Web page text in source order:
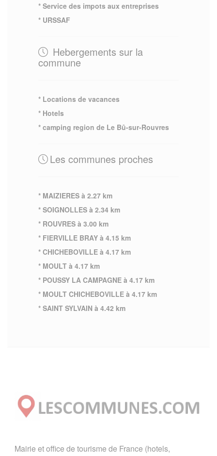
* Service des impots aux entreprises
* URSSAF
Hebergements sur la
commune
* Locations de vacances
* Hotels
* camping region de Le Bû-sur-Rouvres
Les communes proches
* MAIZIERES à 2.27 km
* SOIGNOLLES à 2.34 km
* ROUVRES à 3.00 km
* FIERVILLE BRAY à 4.15 km
* CHICHEBOVILLE à 4.17 km
* MOULT à 4.17 km
* POUSSY LA CAMPAGNE à 4.17 km
* MOULT CHICHEBOVILLE à 4.17 km
* SAINT SYLVAIN à 4.42 km
Mairie et office de tourisme de France (hotels,